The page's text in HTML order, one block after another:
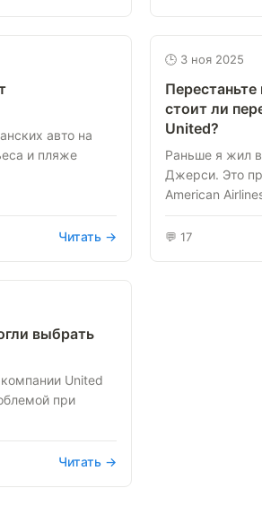
авто на
и пляже
Читать →
🕒 3 ноя 2025
Перестаньте
стоит ли
United?
Раньше я жил
Джерси. Это
American
💬 17
выбрать
United
при
Читать →